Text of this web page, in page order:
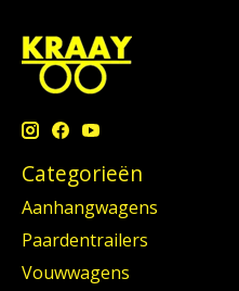
Categorieën
Aanhangwagens
Paardentrailers
Vouwwagens